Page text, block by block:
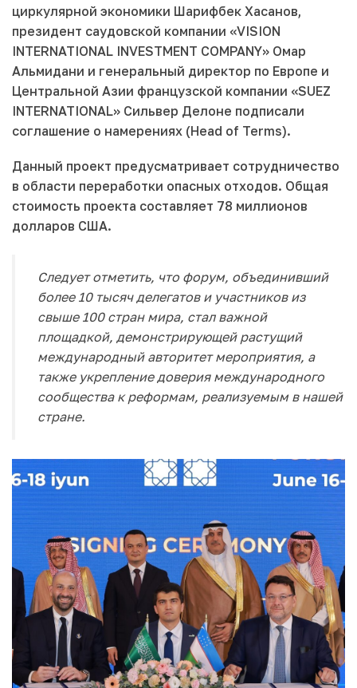
циркулярной экономики Шарифбек Хасанов,
президент саудовской компании «VISION
INTERNATIONAL INVESTMENT COMPANY» Омар
Альмидани и генеральный директор по Европе и
Центральной Азии французской компании «SUEZ
INTERNATIONAL» Сильвер Делоне подписали
соглашение о намерениях (Head of Terms).
Данный проект предусматривает сотрудничество
в области переработки опасных отходов. Общая
стоимость проекта составляет 78 миллионов
долларов США.
Следует отметить, что форум, объединивший
более 10 тысяч делегатов и участников из
свыше 100 стран мира, стал важной
площадкой, демонстрирующей растущий
международный авторитет мероприятия, а
также укрепление доверия международного
сообщества к реформам, реализуемым в нашей
стране.